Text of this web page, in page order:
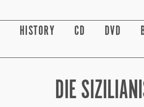
HISTORY CD DVD
DIE